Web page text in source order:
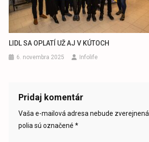
LIDL SA OPLATÍ UŽ AJ V KÚTOCH
6. novembra 2025 Infolife
Pridaj komentár
Vaša e-mailová adresa nebude zverejnená.
polia sú označené *